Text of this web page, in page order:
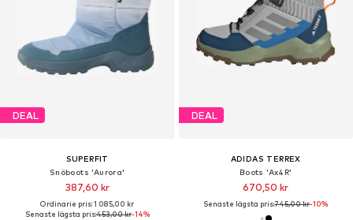
DEAL
SUPERFIT
Snöboots 'Aurora'
387,60 kr
Ordinarie pris: 1 085,00 kr
Senaste lägsta pris:453,00 kr-14%
DEAL
ADIDAS TERREX
Boots 'Ax4R'
670,50 kr
Senaste lägsta pris:745,00 kr-10%